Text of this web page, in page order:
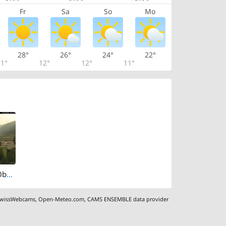
Fr Sa So Mo
28°
12°
26°
12°
24°
11°
22°
Obergesteln: Obergoms
,Open-Meteo.com,CAMS ENSEMBLE data provider